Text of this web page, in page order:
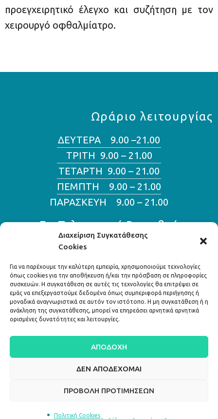
Διαχείριση Συγκατάθεσης
Cookies
Για να παρέχουμε την καλύτερη εμπειρία, χρησιμοποιούμε τεχνολογίες
όπως cookies για την αποθήκευση ή/και την πρόσβαση σε πληροφορίες
συσκευών. Η συγκατάθεση σε αυτές τις τεχνολογίες θα επιτρέψει σε
εμάς να επεξεργαστούμε δεδομένα όπως συμπεριφορά περιήγησης ή
μοναδικά αναγνωριστικά σε αυτόν τον ιστότοπο. Η μη συγκατάθεση ή η
ανάκληση της συγκατάθεσης, μπορεί να επηρεάσει αρνητικά αρνητικά
ορισμένες δυνατότητες και λειτουργίες.
ΑΠΟΔΟΧΉ
ΔΕΝ ΑΠΟΔΈΧΟΜΑΙ
ΠΡΟΒΟΛΉ ΠΡΟΤΙΜΉΣΕΩΝ
Πολιτική Cookies
προεγχειρητικό έλεγχο και συζήτηση με τον
χειρουργό οφθαλμίατρο.
Ωράριο λειτουργίας
ΔΕΥΤΕΡΑ 9.00 –21.00
ΤΡΙΤΗ 9.00 – 21.00
ΤΕΤΑΡΤΗ 9.00 – 21.00
ΠΕΜΠΤΗ 9.00 – 21.00
ΠΑΡΑΣΚΕΥΗ 9.00 – 21.00
Για Τηλεφωνικά Ραντεβού
210 800 11 70
210 800 11 46
Διεύθυνση:
Λ. Κηφισίας 324,
Κηφισιά 145 63
2022 Αττικό Οφθαλμολογικό Κέντρο . All rights